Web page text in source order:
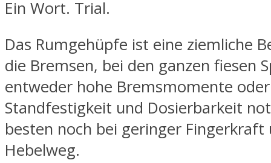
Ein Wort. Trial.
Das Rumgehüpfe ist eine ziemliche
die Bremsen, bei den ganzen fiesen
entweder hohe Bremsmomente
Standfestigkeit und Dosierbarkeit
besten noch bei geringer Fingerkraft
Hebelweg.